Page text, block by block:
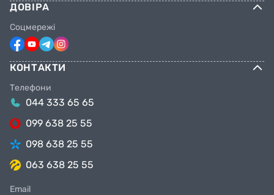
ДОВІРА
Соцмережі
КОНТАКТИ
Телефони
044 333 65 65
099 638 25 55
098 638 25 55
063 638 25 55
Email